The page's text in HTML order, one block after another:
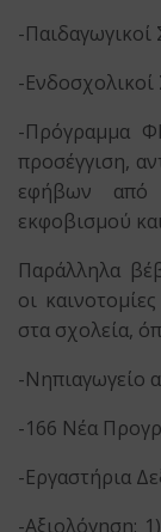
-
-Ενδοσχολικοί
-Πρόγραμμα
προσέγγιση,
εφήβων από
εκφοβισμού
Παράλληλα
οι
στα σχολεία,
-Νηπιαγωγείο
-166 Νέα
-Εργαστήρια
-Αξιολόγηση: